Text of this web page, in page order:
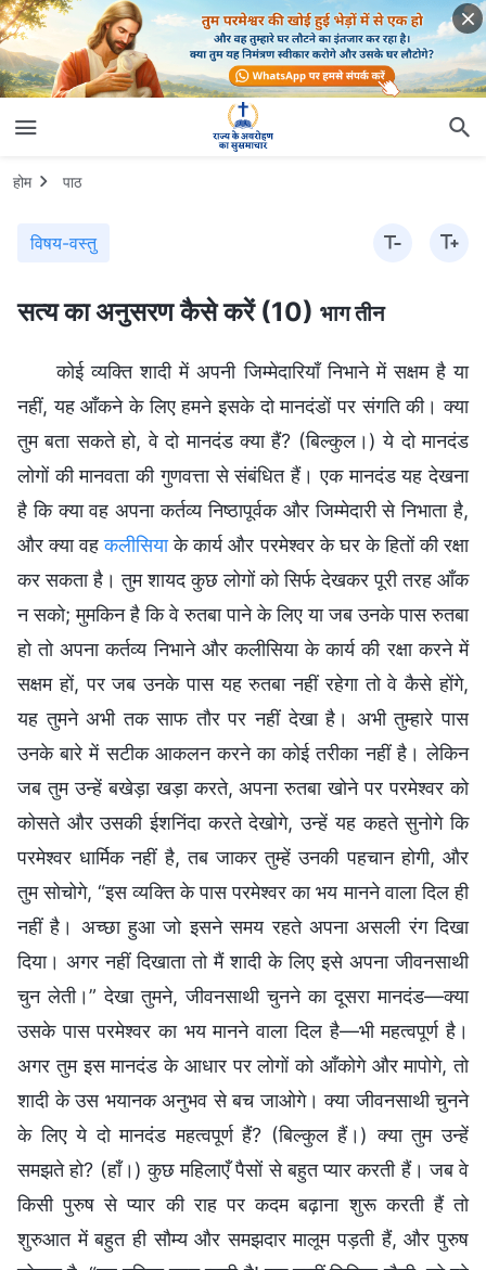
होम पाठ
विषय-वस्तु
सत्य का अनुसरण कैसे करें (10) भाग तीन
कोई व्यक्ति शादी में अपनी जिम्मेदारियाँ निभाने में सक्षम है या
नहीं, यह आँकने के लिए हमने इसके दो मानदंडों पर संगति की। क्या
तुम बता सकते हो, वे दो मानदंड क्या हैं? (बिल्कुल।) ये दो मानदंड
लोगों की मानवता की गुणवत्ता से संबंधित हैं। एक मानदंड यह देखना
है कि क्या वह अपना कर्तव्य निष्ठापूर्वक और जिम्मेदारी से निभाता है,
और क्या वहकलीसियाके कार्य और परमेश्वर के घर के हितों की रक्षा
कर सकता है। तुम शायद कुछ लोगों को सिर्फ देखकर पूरी तरह आँक
न सको; मुमकिन है कि वे रुतबा पाने के लिए या जब उनके पास रुतबा
हो तो अपना कर्तव्य निभाने और कलीसिया के कार्य की रक्षा करने में
सक्षम हों, पर जब उनके पास यह रुतबा नहीं रहेगा तो वे कैसे होंगे,
यह तुमने अभी तक साफ तौर पर नहीं देखा है। अभी तुम्हारे पास
उनके बारे में सटीक आकलन करने का कोई तरीका नहीं है। लेकिन
जब तुम उन्हें बखेड़ा खड़ा करते, अपना रुतबा खोने पर परमेश्वर को
कोसते और उसकी ईशनिंदा करते देखोगे, उन्हें यह कहते सुनोगे कि
परमेश्वर धार्मिक नहीं है, तब जाकर तुम्हें उनकी पहचान होगी, और
तुम सोचोगे, “इस व्यक्ति के पास परमेश्वर का भय मानने वाला दिल ही
नहीं है। अच्छा हुआ जो इसने समय रहते अपना असली रंग दिखा
दिया। अगर नहीं दिखाता तो मैं शादी के लिए इसे अपना जीवनसाथी
चुन लेती।” देखा तुमने, जीवनसाथी चुनने का दूसरा मानदंड—क्या
उसके पास परमेश्वर का भय मानने वाला दिल है—भी महत्वपूर्ण है।
अगर तुम इस मानदंड के आधार पर लोगों को आँकोगे और मापोगे, तो
शादी के उस भयानक अनुभव से बच जाओगे। क्या जीवनसाथी चुनने
के लिए ये दो मानदंड महत्वपूर्ण हैं? (बिल्कुल हैं।) क्या तुम उन्हें
समझते हो? (हाँ।) कुछ महिलाएँ पैसों से बहुत प्यार करती हैं। जब वे
किसी पुरुष से प्यार की राह पर कदम बढ़ाना शुरू करती हैं तो
शुरुआत में बहुत ही सौम्य और समझदार मालूम पड़ती हैं, और पुरुष